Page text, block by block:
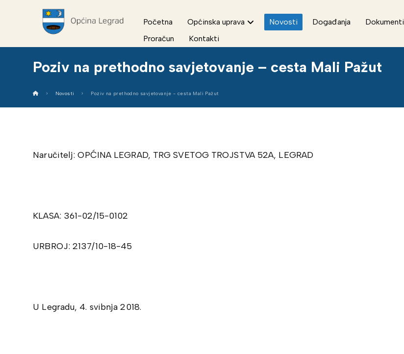
Početna Općinska uprava Novosti Događanja Dokumenti
Proračun
Kontakti
Poziv na prethodno savjetovanje – cesta Mali Pažut
Novosti Poziv na prethodno savjetovanje - cesta Mali Pažut
Naručitelj: OPĆINA LEGRAD, TRG SVETOG TROJSTVA 52A, LEGRAD
KLASA: 361-02/15-0102
URBROJ: 2137/10-18-45
U Legradu, 4. svibnja 2018.